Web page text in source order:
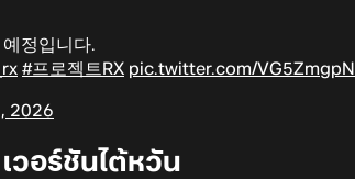
정입니다.
#프로젝트RX pic.twitter.com/
2026
วอร์ชันไต้หวัน